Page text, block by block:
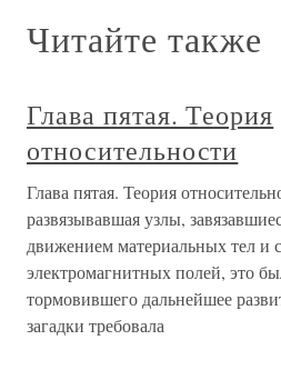
Читайте также
Глава пятая. Теория
относительности
Глава пятая. Теория
развязывавшая узлы,
движением материальных тел и
электромагнитных полей, это
тормовившего дальнейшее
загадки требовала